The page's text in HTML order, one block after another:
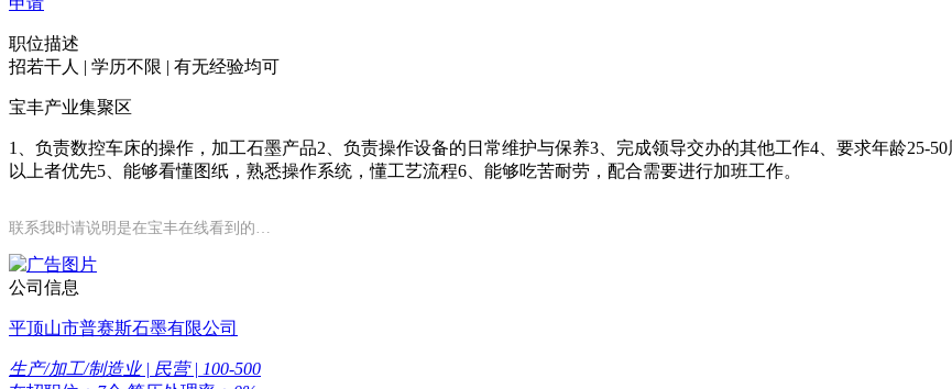
职位描述
招若干人 | 学历不限 | 有无经验均可
宝丰产业集聚区
1、负责数控车床的操作，加工石墨产品2、负责操作设备的日常维护与保养3、完成领导交办的其他工作4、要求年龄25-
以上者优先5、能够看懂图纸，熟悉操作系统，懂工艺流程6、能够吃苦耐劳，配合需要进行加班工作。
联系我时请说明是在宝丰在线看到的…
公司信息
平顶山市普赛斯石墨有限公司
生产/加工/制造业 | 民营 | 100-500